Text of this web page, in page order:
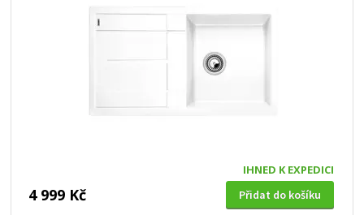
IHNED K EXPEDICI
4 999 Kč
Přidat do košíku